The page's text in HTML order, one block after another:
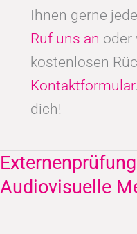
Ihnen gerne
Ruf uns an oder
kostenlosen
Kontaktformular
dich!
Audiovisuelle
Externenprüfung
–
Kaufleute